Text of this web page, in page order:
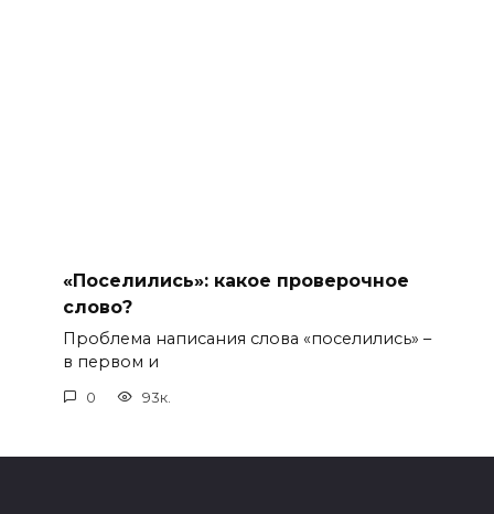
«Поселились»: какое проверочное
слово?
Проблема написания слова «поселились» –
в первом и
0 93к.